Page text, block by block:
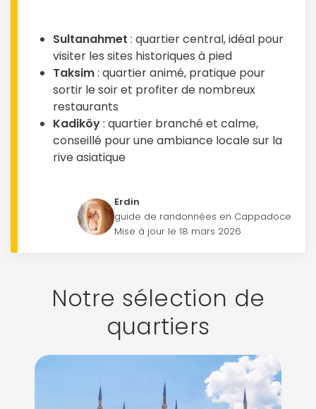
Sultanahmet : quartier central, idéal pour
visiter les sites historiques à pied
Taksim: quartier animé, pratique pour
sortir le soir et profiter de nombreux
restaurants
Kadiköy: quartier branché et calme,
conseillé pour une ambiance locale sur la
rive asiatique
Erdin
guide de randonnées en Cappadoce
Mise à jour le 18 mars 2026
Notre sélection de
quartiers